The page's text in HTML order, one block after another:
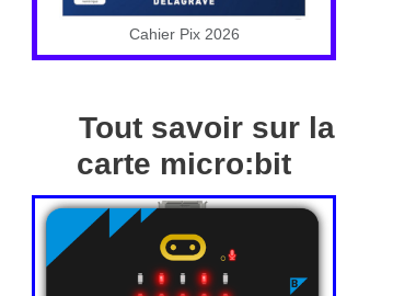
Cahier Pix 2026
Tout savoir sur la
carte micro:bit